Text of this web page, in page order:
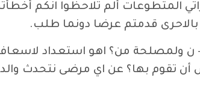
المتطوعات ألم تلاحظوا انكم
بالاحرى قدمتم عرضا دونما طلب.
ولمصلحة من؟ اهو استعداد لاسعاف
تقوم بها؟ عن اي مرضى نتحدث